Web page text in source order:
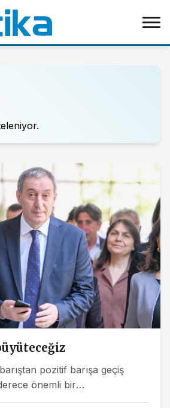
pozitif barışa geçiş
önemli bir
teklifini imzalayan DEM...